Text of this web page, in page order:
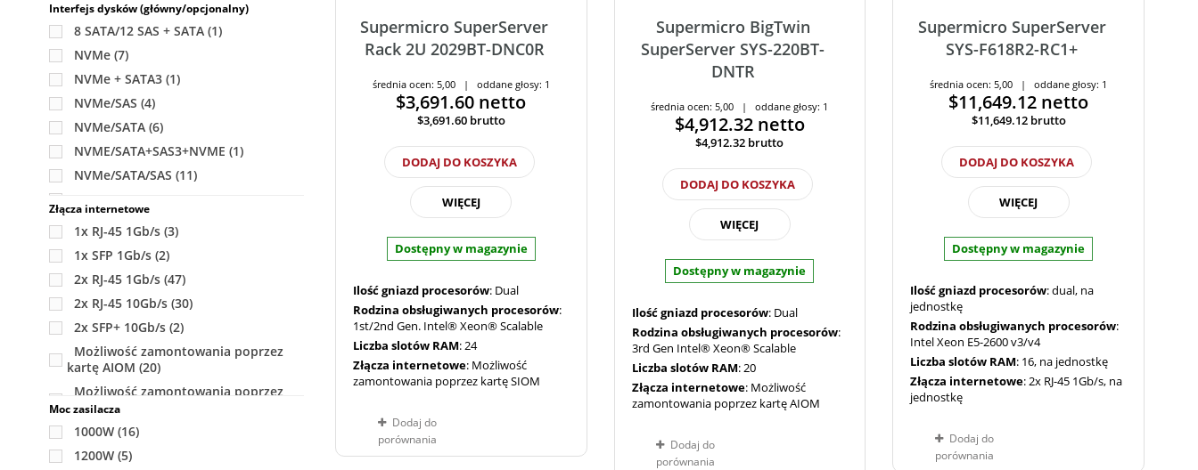
Interfejs dysków (główny/opcjonalny)
8 SATA/12 SAS + SATA (1)
NVMe (7)
NVMe + SATA3 (1)
NVMe/SAS (4)
NVMe/SATA (6)
NVME/SATA+SAS3+NVME (1)
NVMe/SATA/SAS (11)
SAS2+SATA(5)
SAS3+SATA3
(30)
SAS3+SATA3/2x2,5" NVMe
SATA (27)
SATA + NVME/SAS + NVME
SATA/NVMe/SAS
(2)
SATA/SAS(23)
SATA/SAS/NVMe(1)
SATA/SAS lub SAS + 2 NVMe
SATA3(4)
Złącza internetowe
1x RJ-45 1Gb/s (3)
1x SFP 1Gb/s (2)
2x RJ-45 1Gb/s (47)
2x RJ-45 10Gb/s (30)
2x SFP+ 10Gb/s (2)
Możliwość zamontowania poprzez
kartę AIOM (20)
Możliwość zamontowania poprzez
kartę SIOM
Możliwość zamontowania poprzez
moduł IO(2)
Moc zasilacza
1000W (16)
1200W (5)
Supermicro SuperServer
Rack 2U 2029BT-DNC0R
średnia ocen: 5,00 | oddane głosy: 1
$3,691.60 netto
$3,691.60 brutto
DODAJ DO KOSZYKA
WIĘCEJ
Dostępny w magazynie
Ilość gniazd procesorów: Dual
Rodzina obsługiwanych procesorów:
1st/2nd Gen. Intel® Xeon® Scalable
Liczba slotów RAM: 24
Złącza internetowe: Możliwość
zamontowania poprzez kartę SIOM
Dodaj do
porównania
Supermicro BigTwin
SuperServer SYS-220BT-
DNTR
średnia ocen: 5,00 | oddane głosy: 1
$4,912.32 netto
$4,912.32 brutto
DODAJ DO KOSZYKA
WIĘCEJ
Dostępny w magazynie
Ilość gniazd procesorów: Dual
Rodzina obsługiwanych procesorów:
3rd Gen Intel® Xeon® Scalable
Liczba slotów RAM: 20
Złącza internetowe: Możliwość
zamontowania poprzez kartę AIOM
Dodaj do
porównania
Supermicro SuperServer
SYS-F618R2-RC1+
średnia ocen: 5,00 | oddane głosy: 1
$11,649.12 netto
$11,649.12 brutto
DODAJ DO KOSZYKA
WIĘCEJ
Dostępny w magazynie
Ilość gniazd procesorów: dual, na
jednostkę
Rodzina obsługiwanych procesorów:
Intel Xeon E5-2600 v3/v4
Liczba slotów RAM: 16, na jednostkę
Złącza internetowe: 2x RJ-45 1Gb/s, na
jednostkę
Dodaj do
porównania